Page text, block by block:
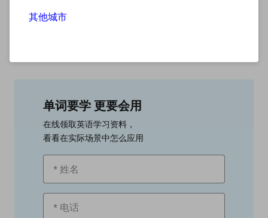
单词要学 更要会用
在线领取英语学习资料，
看看在实际场景中怎么应用
其他城市